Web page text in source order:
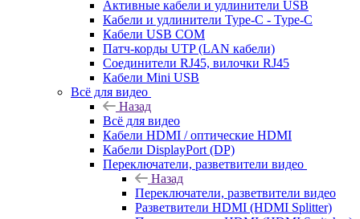
Активные кабели и удлинители USB
Кабели и удлинители Type-C - Type-C
Кабели USB COM
Патч-корды UTP (LAN кабели)
Соединители RJ45, вилочки RJ45
Кабели Mini USB
Всё для видео
Назад
Всё для видео
Кабели HDMI / оптические HDMI
Кабели DisplayPort (DP)
Переключатели, разветвители видео
Назад
Переключатели, разветвители видео
Разветвители HDMI (HDMI Splitter)